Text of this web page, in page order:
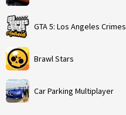
GTA 5: Los Angeles Crimes
Brawl Stars
Car Parking Multiplayer